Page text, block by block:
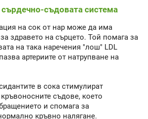
съдовата система
на сок от нар може да има
здравето на сърцето. Той помага за
на така наречения "лош" LDL
артериите от натрупване на
в сока стимулират
съдове, което
и спомага за
кръвно налягане.